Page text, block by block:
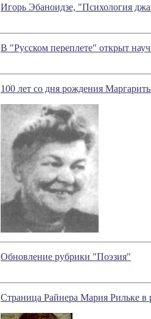
Игорь Эбаноидзе, "Психология
В "Русском переплете" открыт
100 лет со дня рождения
Обновление рубрики "Поэзия"
Страница Райнера Мария Рильке в